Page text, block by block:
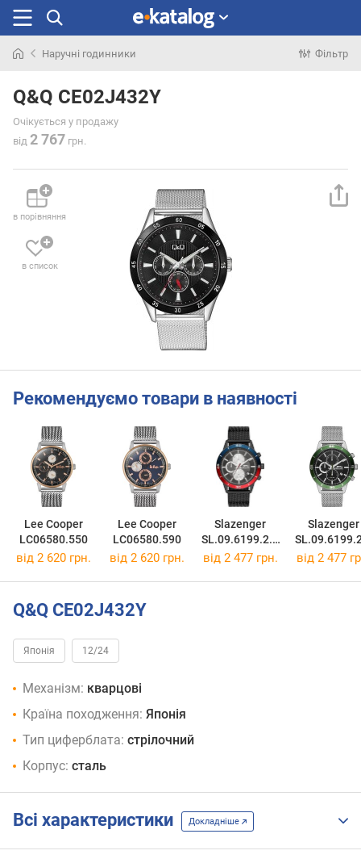
раніше
Наручні годинники Фільтр
Q&Q CE02J432Y
Очікується у продажу
від 2 767 грн.
в порівняння
в список
Рекомендуємо товари в наявності
Lee Cooper
LC06580.550
Lee Cooper
LC06580.590
Slazenger
SL.09.6199.2.0
2
Slazenger
1
від 2 620 грн. від 2 620 грн. від 2 477 грн. від 2 477
Q&Q CE02J432Y
Японія 12/24
Механізм: кварцові
Країна походження: Японія
Тип циферблата: стрілочний
Корпус: сталь
Всі характеристики Докладніше